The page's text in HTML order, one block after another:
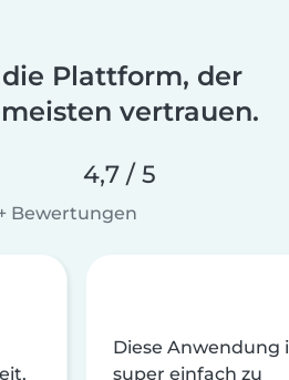
Plattform, der
vertrauen.
4,7 / 5
Bewertungen
Diese Anwendung
super einfach zu